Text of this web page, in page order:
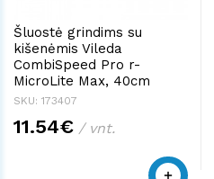
Šluostė grindims su
kišenėmis Vileda
CombiSpeed Pro r-
MicroLite Max, 40cm
SKU: 173407
11.54€ / vnt.